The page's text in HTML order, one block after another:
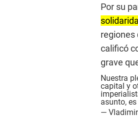
Por su
regiones
calificó
grave
Nuestra
capital y
asunto,
— Vladimir